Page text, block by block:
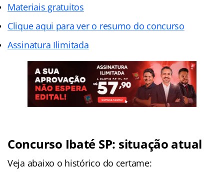
Materiais gratuitos
Clique aqui para ver o resumo do concurso
Assinatura Ilimitada
Concurso Ibaté SP: situação atual
Veja abaixo o histórico do certame: